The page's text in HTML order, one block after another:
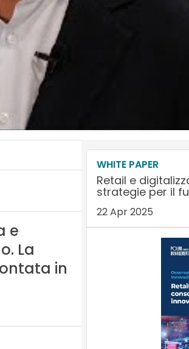
e
La
in
WHITE PAPER
Retail e
strategie per il
22 Apr 2025